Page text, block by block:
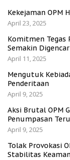
Kekejaman OPM
April 23, 2025
Komitmen Tegas
Semakin
April 11, 2025
Mengutuk
Penderitaan
April 9, 2025
Aksi Brutal OPM
Penumpasan
April 9, 2025
Tolak Provokasi
Stabilitas